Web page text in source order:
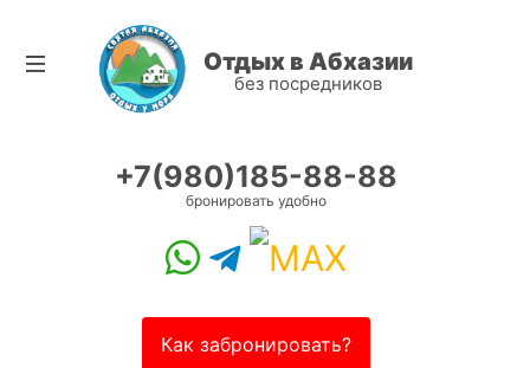
Отдых в Абхазии
без посредников
+7(980)185-88-88
бронировать удобно
Как забронировать?